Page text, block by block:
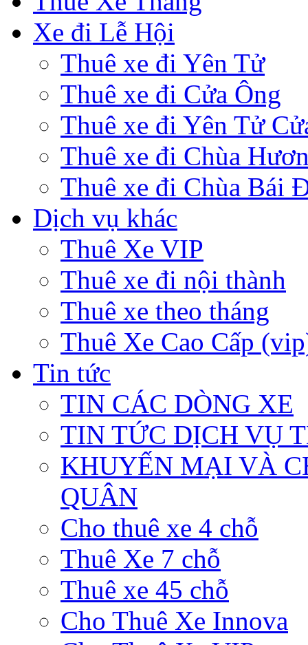
Xe đi Lễ Hội
Thuê xe đi Yên Tử
Thuê xe đi Cửa Ông
Thuê xe đi Yên Tử
Thuê xe đi Chùa
Thuê xe đi Chùa Bái
Dịch vụ khác
Thuê Xe VIP
Thuê xe đi nội thành
Thuê xe theo tháng
Thuê Xe Cao Cấp
Tin tức
TIN CÁC DÒNG XE
TIN TỨC DỊCH VỤ
KHUYẾN MẠI VÀ
QUÂN
Cho thuê xe 4 chỗ
Thuê Xe 7 chỗ
Thuê xe 45 chỗ
Cho Thuê Xe Innova